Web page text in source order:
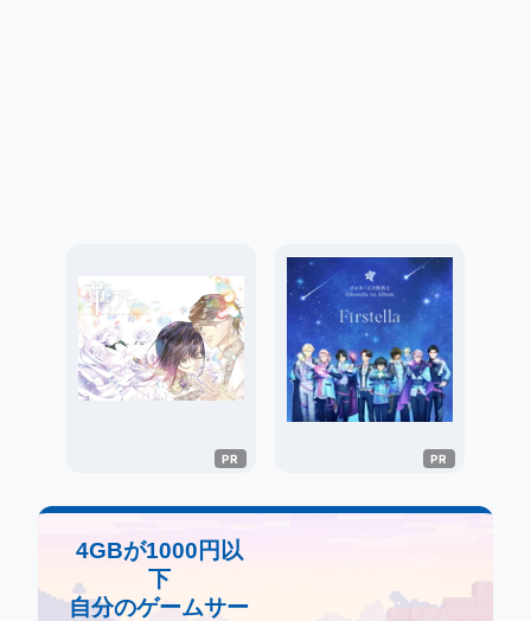
4GBが1000円以
下
自分のゲームサー